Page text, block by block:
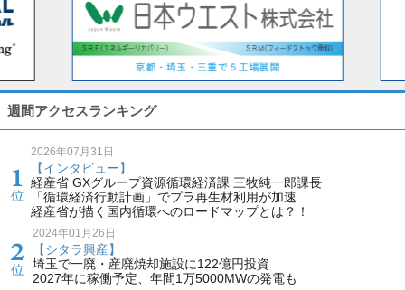
週間アクセスランキング
2026年07月31日
【インタビュー】
経産省 GXグループ資源循環経済課 三牧純一郎課長
「循環経済行動計画」でプラ再生材利用が加速
経産省が描く国内循環へのロードマップとは？！
2024年01月26日
【シタラ興産】
埼玉で一廃・産廃焼却施設に122億円投資
2027年に稼働予定、年間1万5000MWの発電も